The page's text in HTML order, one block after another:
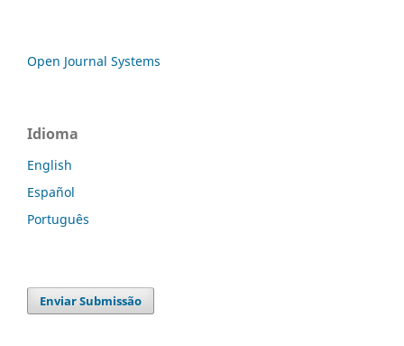
Open Journal Systems
Idioma
English
Español
Português
Enviar Submissão